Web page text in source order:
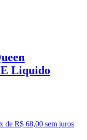
Liquido
x de R$ 68,00 sem juros